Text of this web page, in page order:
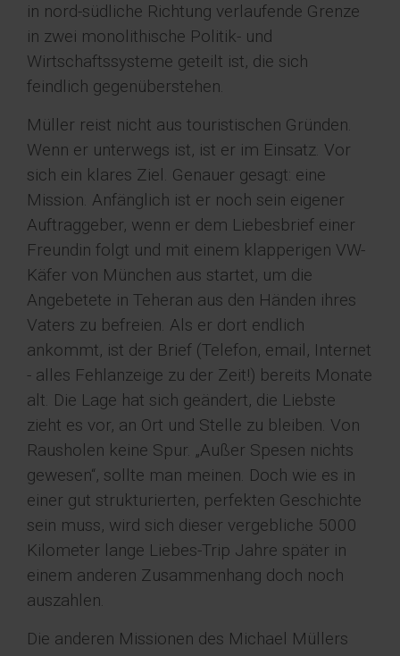
in nord-südliche Richtung verlaufende Grenze
in zwei monolithische Politik- und
Wirtschaftssysteme geteilt ist, die sich
feindlich gegenüberstehen.
Müller reist nicht aus touristischen Gründen.
Wenn er unterwegs ist, ist er im Einsatz. Vor
sich ein klares Ziel. Genauer gesagt: eine
Mission. Anfänglich ist er noch sein eigener
Auftraggeber, wenn er dem Liebesbrief einer
Freundin folgt und mit einem klapperigen VW-
Käfer von München aus startet, um die
Angebetete in Teheran aus den Händen ihres
Vaters zu befreien. Als er dort endlich
ankommt, ist der Brief (Telefon, email, Internet
- alles Fehlanzeige zu der Zeit!) bereits Monate
alt. Die Lage hat sich geändert, die Liebste
zieht es vor, an Ort und Stelle zu bleiben. Von
Rausholen keine Spur. „Außer Spesen nichts
gewesen“, sollte man meinen. Doch wie es in
einer gut strukturierten, perfekten Geschichte
sein muss, wird sich dieser vergebliche 5000
Kilometer lange Liebes-Trip Jahre später in
einem anderen Zusammenhang doch noch
auszahlen.
Die anderen Missionen des Michael Müllers